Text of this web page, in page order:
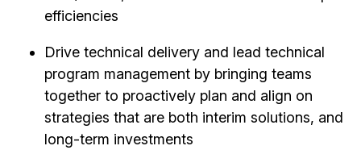
efficiencies
Drive technical delivery and lead technical
program management by bringing teams
together to proactively plan and align on
strategies that are both interim solutions, and
long-term investments